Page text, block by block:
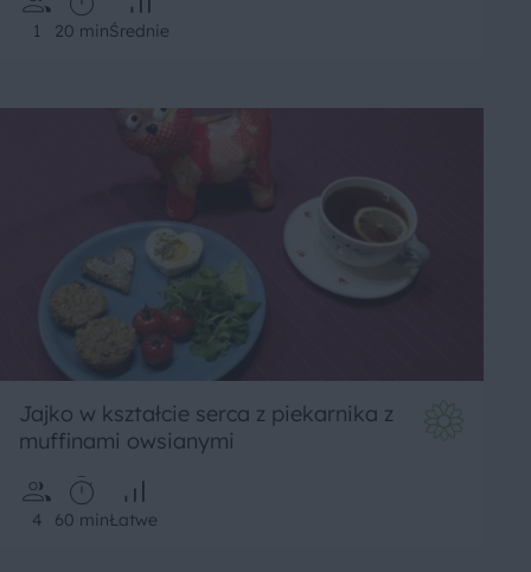
1 20 minŚrednie
Jajko w kształcie serca z piekarnika z
muffinami owsianymi
4 60 minŁatwe